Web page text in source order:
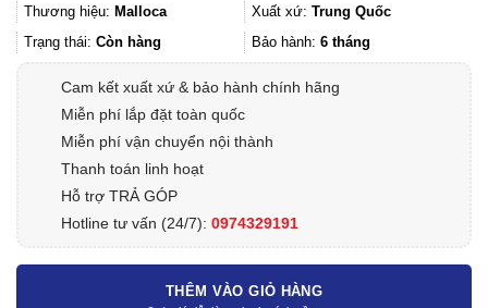
750.000₫.là:
638.000₫.
Thương hiệu: Malloca Xuất xứ: Trung Quốc
Trạng thái: Còn hàng Bảo hành: 6 tháng
Cam kết xuất xứ & bảo hành chính hãng
Miễn phí lắp đặt toàn quốc
Miễn phí vận chuyển nội thành
Thanh toán linh hoạt
Hỗ trợ TRẢ GÓP
Hotline tư vấn (24/7): 0974329191
THÊM VÀO GIỎ HÀNG